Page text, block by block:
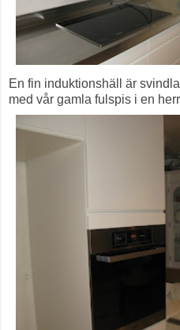
En fin induktionshäll är
med vår gamla fulspis i en